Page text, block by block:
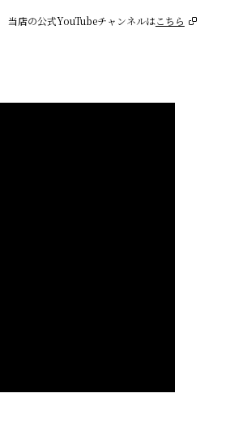
当店の公式YouTubeチャンネルはこちら